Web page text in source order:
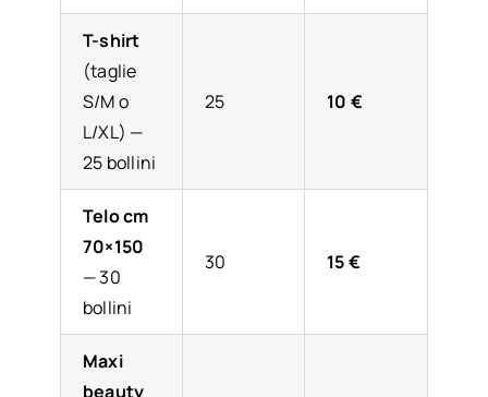
T-shirt
(taglie
S/M o
L/XL) —
25 bollini
25 10 €
Telo cm
70×150
— 30
bollini
30 15 €
Maxi
beauty